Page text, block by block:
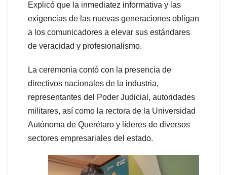
Explicó que la inmediatez informativa y las
exigencias de las nuevas generaciones obligan
a los comunicadores a elevar sus estándares
de veracidad y profesionalismo.
La ceremonia contó con la presencia de
directivos nacionales de la industria,
representantes del Poder Judicial, autoridades
militares, así como la rectora de la Universidad
Autónoma de Querétaro y líderes de diversos
sectores empresariales del estado.